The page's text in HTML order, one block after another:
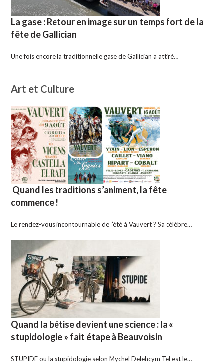
La gase : Retour en image sur un temps fort de la
fête de Gallician
Une fois encore la traditionnelle gase de Gallician a attiré…
Art et Culture
Quand les traditions s’animent, la fête
commence !
Le rendez-vous incontournable de l’été à Vauvert ? Sa célèbre…
Quand la bêtise devient une science : la «
stupidologie » fait étape à Beauvoisin
STUPIDE ou la stupidologie selon Mychel Delehcym Tel est le…